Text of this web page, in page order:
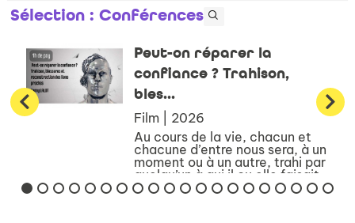
Sélection : Conférences
Peut-on réparer la
confiance ? Trahison,
bles...
Film | 2026
Au cours de la vie, chacun et
chacune d’entre nous sera, à un
moment ou à un autre, trahi par
quelqu’un à qui il ou elle faisait
confiance – et si l’on est